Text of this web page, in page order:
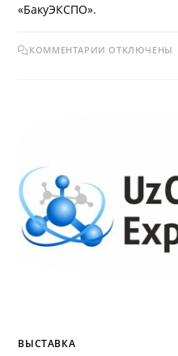
«БакуЭКСПО».
КОММЕНТАРИИ ОТКЛЮЧЕНЫ
ВЫСТАВКА